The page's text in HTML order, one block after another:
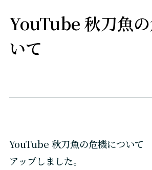
YouTube 秋刀魚
いて
YouTube 秋刀魚の危機について
アップしました。